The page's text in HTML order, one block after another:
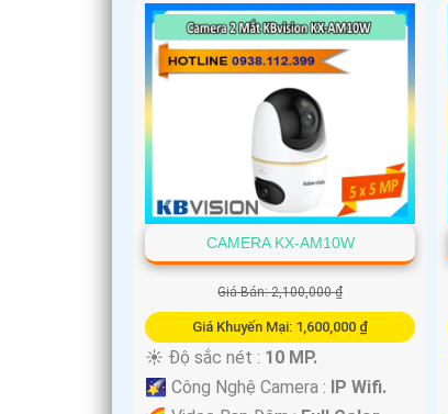
CAMERA KX-AM10W
Giá Bán: 2,100,000 ₫
Giá Khuyến Mại: 1,600,000 ₫
☀️ Độ sắc nét : 10 MP.
🌠 Công Nghệ Camera : IP Wifi.